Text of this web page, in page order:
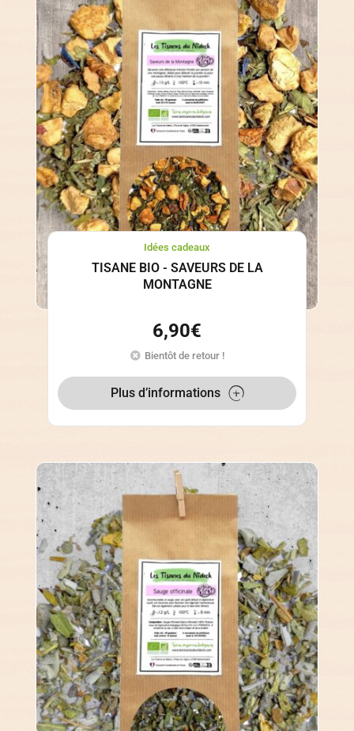
Idées cadeaux
TISANE BIO - SAVEURS DE LA
MONTAGNE
6,90€
Bientôt de retour !
Plus d’informations